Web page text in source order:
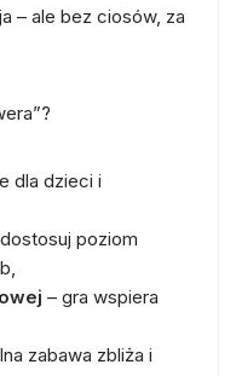
– ale bez ciosów, za
dla dzieci i
poziom
– gra wspiera
zabawa zbliża i